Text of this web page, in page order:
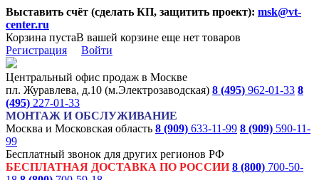
Выставить счёт (сделать КП, защитить проект): msk@vt-
center.ru
Корзина пустаВ вашей корзине еще нет товаров
Регистрация
Войти
Центральный офис продаж в Москве
пл. Журавлева, д.10 (м.Электрозаводская) 8 (495) 962-01-33 8
(495) 227-01-33
МОНТАЖ И ОБСЛУЖИВАНИЕ
Москва и Московская область 8 (909) 633-11-99 8 (909) 590-11-
99
Бесплатный звонок для других регионов РФ
БЕСПЛАТНАЯ ДОСТАВКА ПО РОССИИ 8 (800) 700-50-